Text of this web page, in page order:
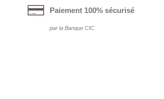
Paiement 100% sécurisé
par la Banque CIC